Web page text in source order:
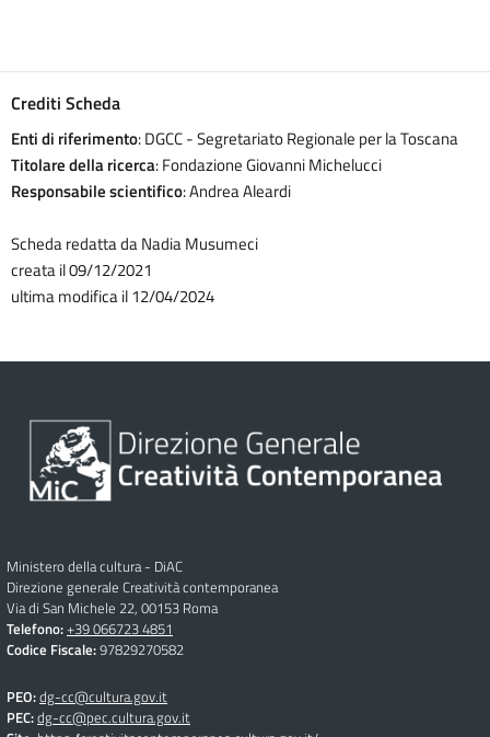
Crediti Scheda
Enti di riferimento: DGCC - Segretariato Regionale per la Toscana
Titolare della ricerca: Fondazione Giovanni Michelucci
Responsabile scientifico: Andrea Aleardi
Scheda redatta da Nadia Musumeci
creata il 09/12/2021
ultima modifica il 12/04/2024
Ministero della cultura - DiAC
Direzione generale Creatività contemporanea
Via di San Michele 22, 00153 Roma
Telefono:+39 066723 4851
Codice Fiscale:97829270582
PEO:dg-cc@cultura.gov.it
PEC:dg-cc@pec.cultura.gov.it